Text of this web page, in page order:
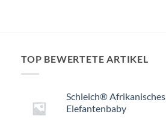
TOP BEWERTETE ARTIKEL
Schleich® Afrikanisches
Elefantenbaby